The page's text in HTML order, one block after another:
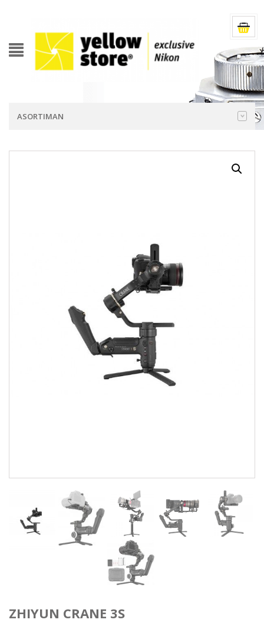
ASORTIMAN
ZHIYUN CRANE 3S